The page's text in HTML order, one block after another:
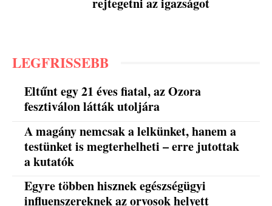
LEGFRISSEBB
Eltűnt egy 21 éves fiatal, az Ozora
fesztiválon látták utoljára
A magány nemcsak a lelkünket, hanem a
testünket is megterhelheti – erre jutottak
a kutatók
Egyre többen hisznek egészségügyi
influenszereknek az orvosok helyett